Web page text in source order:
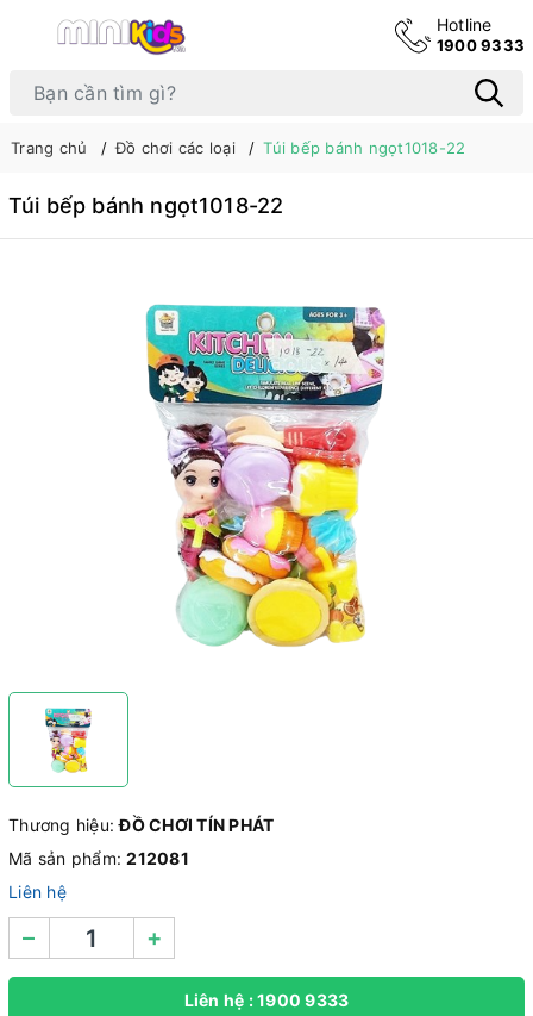
Hotline
1900 9333
Trang chủ Đồ chơi các loại Túi bếp bánh ngọt1018-22
Túi bếp bánh ngọt1018-22
Thương hiệu:ĐỒ CHƠI TÍN PHÁT
Mã sản phẩm:212081
Liên hệ
– +
Liên hệ : 1900 9333